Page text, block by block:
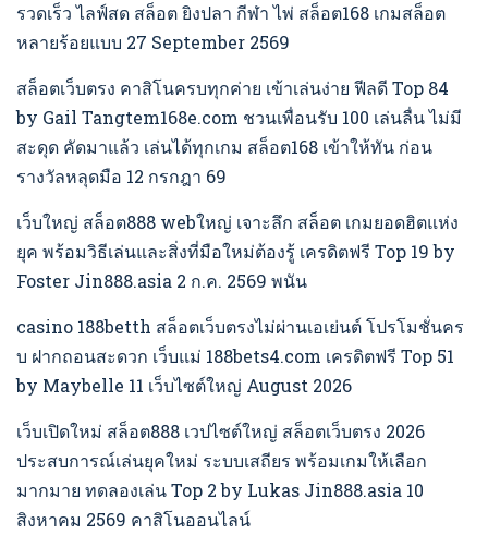
รวดเร็ว ไลฟ์สด สล็อต ยิงปลา กีฬา ไพ่ สล็อต168 เกมสล็อต
หลายร้อยแบบ 27 September 2569
สล็อตเว็บตรง คาสิโนครบทุกค่าย เข้าเล่นง่าย ฟีลดี Top 84
by Gail Tangtem168e.com ชวนเพื่อนรับ 100 เล่นลื่น ไม่มี
สะดุด คัดมาแล้ว เล่นได้ทุกเกม สล็อต168 เข้าให้ทัน ก่อน
รางวัลหลุดมือ 12 กรกฎา 69
เว็บใหญ่ สล็อต888 webใหญ่ เจาะลึก สล็อต เกมยอดฮิตแห่ง
ยุค พร้อมวิธีเล่นและสิ่งที่มือใหม่ต้องรู้ เครดิตฟรี Top 19 by
Foster Jin888.asia 2 ก.ค. 2569 พนัน
casino 188betth สล็อตเว็บตรงไม่ผ่านเอเย่นต์ โปรโมชั่นคร
บ ฝากถอนสะดวก เว็บแม่ 188bets4.com เครดิตฟรี Top 51
by Maybelle 11 เว็บไซต์ใหญ่ August 2026
เว็บเปิดใหม่ สล็อต888 เวปไซต์ใหญ่ สล็อตเว็บตรง 2026
ประสบการณ์เล่นยุคใหม่ ระบบเสถียร พร้อมเกมให้เลือก
มากมาย ทดลองเล่น Top 2 by Lukas Jin888.asia 10
สิงหาคม 2569 คาสิโนออนไลน์